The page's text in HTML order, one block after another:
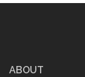
ABOUT